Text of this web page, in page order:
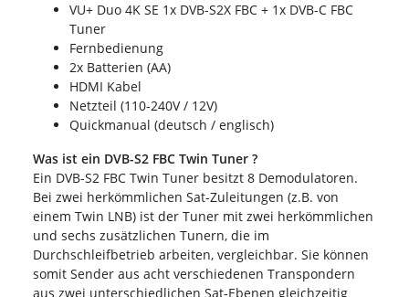
VU+ Duo 4K SE 1x DVB-S2X FBC + 1x DVB-C FBC
Tuner
Fernbedienung
2x Batterien (AA)
HDMI Kabel
Netzteil (110-240V / 12V)
Quickmanual (deutsch / englisch)
Was ist ein DVB-S2 FBC Twin Tuner ?
Ein DVB-S2 FBC Twin Tuner besitzt 8 Demodulatoren.
Bei zwei herkömmlichen Sat-Zuleitungen (z.B. von
einem Twin LNB) ist der Tuner mit zwei herkömmlichen
und sechs zusätzlichen Tunern, die im
Durchschleifbetrieb arbeiten, vergleichbar. Sie können
somit Sender aus acht verschiedenen Transpondern
aus zwei unterschiedlichen Sat-Ebenen gleichzeitig